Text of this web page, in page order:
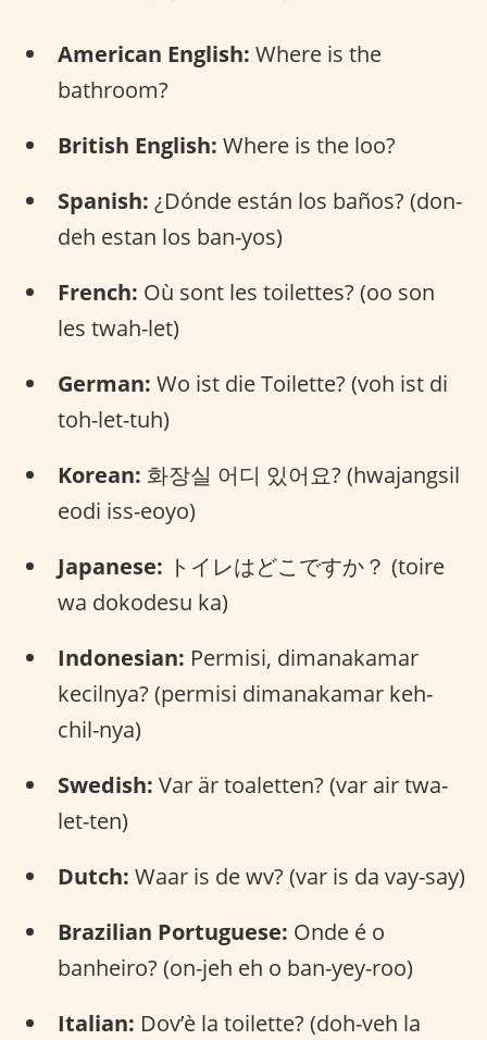
American English: Where is the
bathroom?
British English: Where is the loo?
Spanish: ¿Dónde están los baños? (don-
deh estan los ban-yos)
French: Où sont les toilettes? (oo son
les twah-let)
German: Wo ist die Toilette? (voh ist di
toh-let-tuh)
Korean: 화장실 어디 있어요? (hwajangsil
eodi iss-eoyo)
Japanese: トイレはどこですか？ (toire
wa dokodesu ka)
Indonesian: Permisi, dimanakamar
kecilnya? (permisi dimanakamar keh-
chil-nya)
Swedish: Var är toaletten? (var air twa-
let-ten)
Dutch: Waar is de wv? (var is da vay-say)
Brazilian Portuguese: Onde é o
banheiro? (on-jeh eh o ban-yey-roo)
Italian: Dov’è la toilette? (doh-veh la